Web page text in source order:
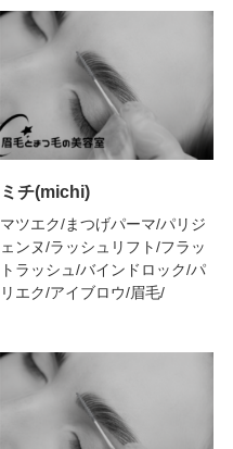
ミチ(michi)
マツエク/まつげパーマ/パリジ
ェンヌ/ラッシュリフト/フラッ
トラッシュ/バインドロック/パ
リエク/アイブロウ/眉毛/